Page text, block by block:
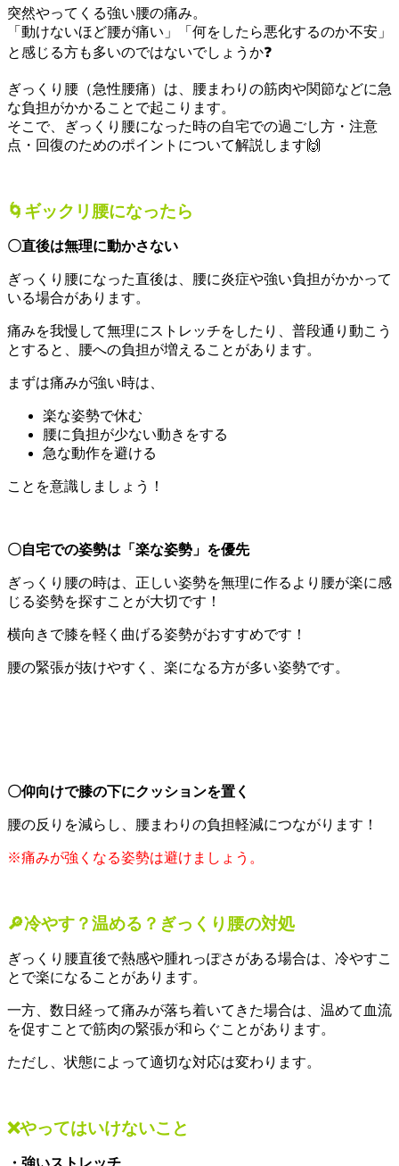
突然やってくる強い腰の痛み。
「動けないほど腰が痛い」「何をしたら悪化するのか不安」
と感じる方も多いのではないでしょうか❓
ぎっくり腰（急性腰痛）は、腰まわりの筋肉や関節などに急
な負担がかかることで起こります。
そこで、ぎっくり腰になった時の自宅での過ごし方・注意
点・回復のためのポイントについて解説します🙌
🌀ギックリ腰になったら
〇直後は無理に動かさない
ぎっくり腰になった直後は、腰に炎症や強い負担がかかって
いる場合があります。
痛みを我慢して無理にストレッチをしたり、普段通り動こう
とすると、腰への負担が増えることがあります。
まずは痛みが強い時は、
楽な姿勢で休む
腰に負担が少ない動きをする
急な動作を避ける
ことを意識しましょう！
〇自宅での姿勢は「楽な姿勢」を優先
ぎっくり腰の時は、正しい姿勢を無理に作るより腰が楽に感
じる姿勢を探すことが大切です！
横向きで膝を軽く曲げる姿勢がおすすめです！
腰の緊張が抜けやすく、楽になる方が多い姿勢です。
〇仰向けで膝の下にクッションを置く
腰の反りを減らし、腰まわりの負担軽減につながります！
※痛みが強くなる姿勢は避けましょう。
🔎冷やす？温める？ぎっくり腰の対処
ぎっくり腰直後で熱感や腫れっぽさがある場合は、冷やすこ
とで楽になることがあります。
一方、数日経って痛みが落ち着いてきた場合は、温めて血流
を促すことで筋肉の緊張が和らぐことがあります。
ただし、状態によって適切な対応は変わります。
❌やってはいけないこと
・強いストレッチ